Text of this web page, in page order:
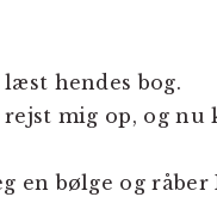
hendes bog.
mig op, og nu
en bølge og råber